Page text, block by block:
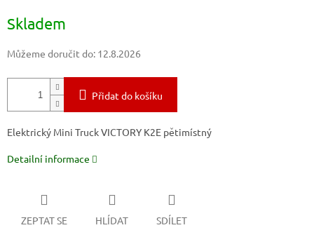
cena:
Skladem
Můžeme doručit do: 12.8.2026
Přidat do košíku
Elektrický Mini Truck VICTORY K2E pětimístný
Detailní informace
ZEPTAT SE HLÍDAT SDÍLET